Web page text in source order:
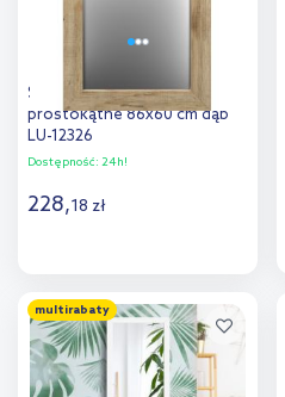
Styler Jyvaskyla lustro
prostokątne 86x60 cm dąb
LU-12326
Dostępność: 24h!
228,18 zł
Dodaj do
porównania
multirabaty